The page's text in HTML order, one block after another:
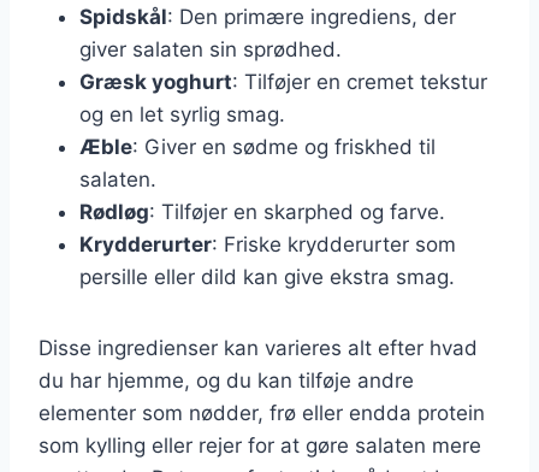
Spidskål: Den primære ingrediens, der
giver salaten sin sprødhed.
Græsk yoghurt: Tilføjer en cremet tekstur
og en let syrlig smag.
Æble: Giver en sødme og friskhed til
salaten.
Rødløg: Tilføjer en skarphed og farve.
Krydderurter: Friske krydderurter som
persille eller dild kan give ekstra smag.
Disse ingredienser kan varieres alt efter hvad
du har hjemme, og du kan tilføje andre
elementer som nødder, frø eller endda protein
som kylling eller rejer for at gøre salaten mere